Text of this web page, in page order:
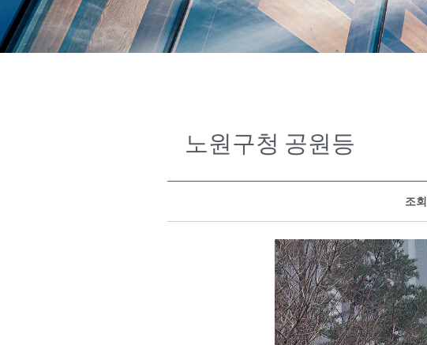
노원구청 공원등
조회